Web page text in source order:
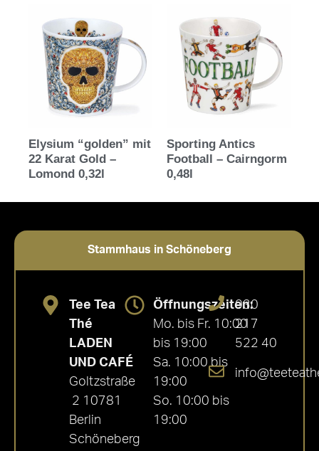
Elysium “golden” mit
22 Karat Gold –
Lomond 0,32l
Sporting Antics
Football – Cairngorm
0,48l
Stammhaus in Schöneberg
Tee Tea
Thé
LADEN
UND CAFÉ
Goltzstraße
2 10781
Berlin
Schöneberg
Öffnungszeiten:
Mo. bis Fr. 10:00
bis 19:00
Sa. 10:00 bis
19:00
So. 10:00 bis
19:00
030
217
522 40